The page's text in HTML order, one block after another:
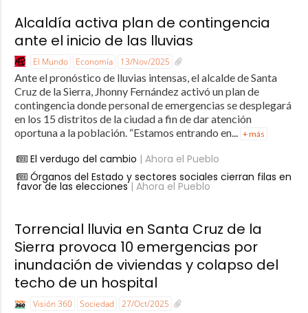
Alcaldía activa plan de contingencia
ante el inicio de las lluvias
El Mundo Economía 13/Nov/2025
Ante el pronóstico de lluvias intensas, el alcalde de Santa
Cruz de la Sierra, Jhonny Fernández activó un plan de
contingencia donde personal de emergencias se desplegará
en los 15 distritos de la ciudad a fin de dar atención
oportuna a la población. “Estamos entrando en... + más
El verdugo del cambio | Ahora el Pueblo
Órganos del Estado y sectores sociales cierran filas en
favor de las elecciones| Ahora el Pueblo
Torrencial lluvia en Santa Cruz de la
Sierra provoca 10 emergencias por
inundación de viviendas y colapso del
techo de un hospital
Visión 360 Sociedad 27/Oct/2025